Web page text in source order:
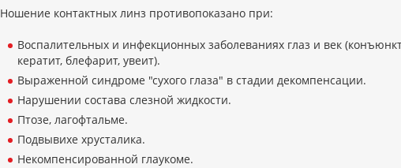
Ношение контактных линз противопоказано при:
Воспалительных и инфекционных заболеваниях глаз и век
кератит, блефарит, увеит).
Выраженной синдроме "сухого глаза" в стадии декомпенсации.
Нарушении состава слезной жидкости.
Птозе, лагофтальме.
Подвывихе хрусталика.
Некомпенсированной глаукоме.